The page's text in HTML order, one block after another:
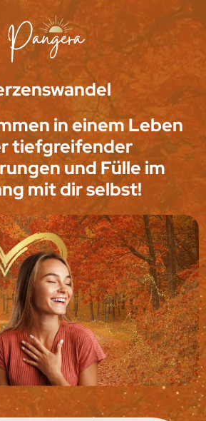
in einem Leben
tiefgreifender
und Fülle im
mit dir selbst!